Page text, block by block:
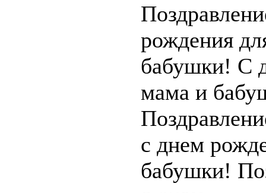
рождения
бабушки! С
мама и
с днем
бабушки!